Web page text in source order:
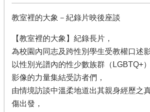
教室裡的大象－紀錄片映後座談
【教室裡的大象】紀錄長片，
為校園內同志及跨性別學生受教權口述
以性別光譜內的性少數族群（LGBTQ+
影像的力量集結受訪者們，
由情境訪談中溫柔地道出其親身經歷之
傷出發，